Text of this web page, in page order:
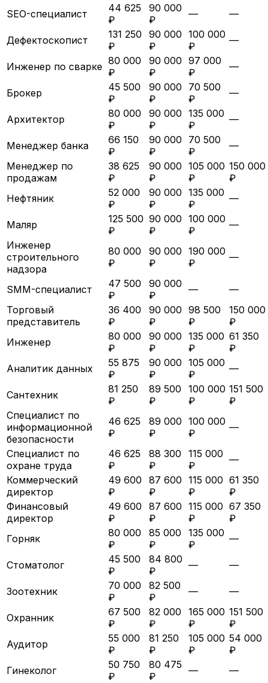
SEO-специалист
44 625
₽
90 000
₽
— —
Дефектоскопист
131 250
₽
90 000
₽
100 000
₽
—
Инженер по сварке 80 000
₽
90 000
₽
97 000
₽
—
Брокер
45 500
₽
90 000
₽
70 500
₽
—
Архитектор
80 000
₽
90 000
₽
135 000
₽
—
Менеджер банка
66 150
₽
90 000
₽
70 500
₽
—
Менеджер по
продажам
38 625
₽
90 000
₽
105 000
₽
150 000
₽
Нефтяник
52 000
₽
90 000
₽
135 000
₽
—
Маляр
125 500
₽
90 000
₽
100 000
₽
—
Инженер
строительного
надзора
80 000
₽
90 000
₽
190 000
₽
—
SMM-специалист
47 500
₽
90 000
₽
—
—
Торговый
представитель
36 400
₽
90 000
₽
98 500
₽
150 000
₽
Инженер
80 000
₽
90 000
₽
135 000
₽
61 350
₽
Аналитик данных
55 875
₽
90 000
₽
105 000
₽
—
Сантехник
81 250
₽
89 500
₽
100 000
₽
151 500
₽
Специалист по
информационной
безопасности
46 625
₽
89 000
₽
100 000
₽
—
Специалист по
охране труда
46 625
₽
88 300
₽
115 000
₽
—
Коммерческий
директор
49 600
₽
87 600
₽
115 000
₽
61 350
₽
Финансовый
директор
49 600
₽
87 600
₽
115 000
₽
67 350
₽
Горняк
80 000
₽
85 000
₽
135 000
₽
—
Стоматолог
45 500
₽
84 800
₽
— —
Зоотехник
70 000
₽
82 500
₽
— —
Охранник
67 500
₽
82 000
₽
165 000
₽
151 500
₽
Аудитор
55 000
₽
81 250
₽
105 000
₽
54 000
₽
Гинеколог
50 750
₽
80 475
₽
—
—